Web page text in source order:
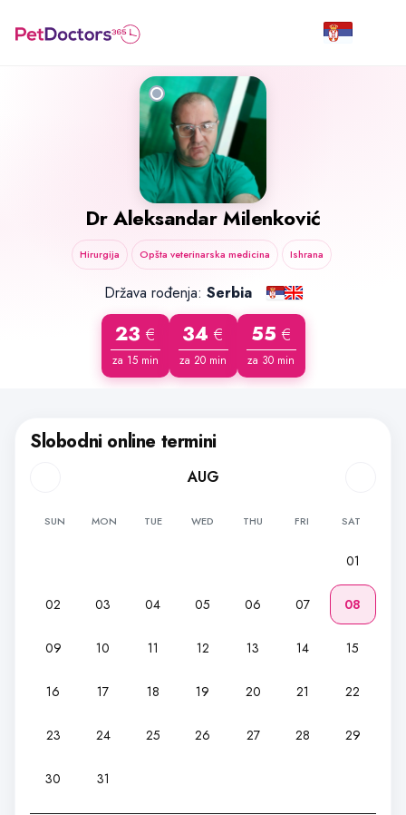
Dr Aleksandar Milenković
Hirurgija Opšta veterinarska medicina Ishrana
Država rođenja: Serbia
23 €
za 15 min
34 €
za 20 min
55 €
za 30 min
Slobodni online termini
AUG
SUN MON TUE WED THU FRI SAT
01
02 03 04 05 06 07 08
09 10 11 12 13 14 15
16 17 18 19 20 21 22
23 24 25 26 27 28 29
30 31